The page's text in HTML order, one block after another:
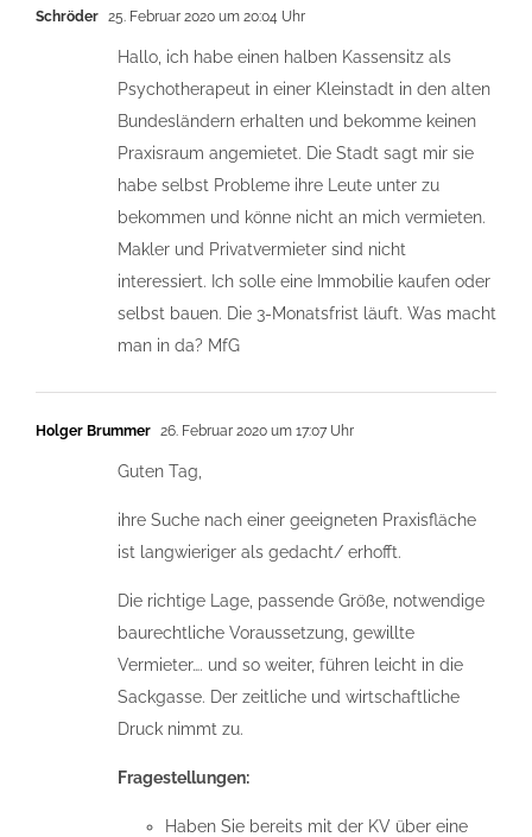
Schröder 25. Februar 2020 um 20:04 Uhr
Hallo, ich habe einen halben Kassensitz als
Psychotherapeut in einer Kleinstadt in den alten
Bundesländern erhalten und bekomme keinen
Praxisraum angemietet. Die Stadt sagt mir sie
habe selbst Probleme ihre Leute unter zu
bekommen und könne nicht an mich vermieten.
Makler und Privatvermieter sind nicht
interessiert. Ich solle eine Immobilie kaufen oder
selbst bauen. Die 3-Monatsfrist läuft. Was macht
man in da? MfG
Holger Brummer 26. Februar 2020 um 17:07 Uhr
Guten Tag,
ihre Suche nach einer geeigneten Praxisfläche
ist langwieriger als gedacht/ erhofft.
Die richtige Lage, passende Größe, notwendige
baurechtliche Voraussetzung, gewillte
Vermieter…. und so weiter, führen leicht in die
Sackgasse. Der zeitliche und wirtschaftliche
Druck nimmt zu.
Fragestellungen:
Haben Sie bereits mit der KV über eine